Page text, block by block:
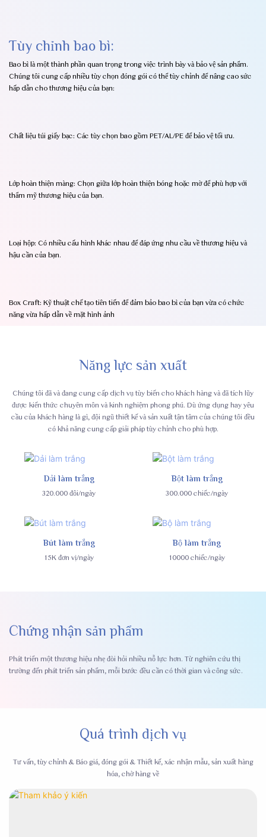
Tùy chỉnh bao bì:
Bao bì là một thành phần quan trọng trong việc trình bày và bảo vệ sản phẩm.
Chúng tôi cung cấp nhiều tùy chọn đóng gói có thể tùy chỉnh để nâng cao sức
hấp dẫn cho thương hiệu của bạn:
Chất liệu túi giấy bạc: Các tùy chọn bao gồm PET/AL/PE để bảo vệ tối ưu.
Lớp hoàn thiện màng: Chọn giữa lớp hoàn thiện bóng hoặc mờ để phù hợp với
thẩm mỹ thương hiệu của bạn.
Loại hộp: Có nhiều cấu hình khác nhau để đáp ứng nhu cầu về thương hiệu và
hậu cần của bạn.
Box Craft: Kỹ thuật chế tạo tiên tiến để đảm bảo bao bì của bạn vừa có chức
năng vừa hấp dẫn về mặt hình ảnh
Năng lực sản xuất
Chúng tôi đã và đang cung cấp dịch vụ tùy biến cho khách hàng và đã tích lũy
được kiến ​​thức chuyên môn và kinh nghiệm phong phú. Dù ứng dụng hay yêu
cầu của khách hàng là gì, đội ngũ thiết kế và sản xuất tận tâm của chúng tôi đều
có khả năng cung cấp giải pháp tùy chỉnh cho phù hợp.
Dải làm trắng
320.000 đôi/ngày
Bột làm trắng
300.000 chiếc/ngày
Bút làm trắng
15K đơn vị/ngày
Bộ làm trắng
10000 chiếc/ngày
Chứng nhận sản phẩm
Phát triển một thương hiệu nhẹ đòi hỏi nhiều nỗ lực hơn. Từ nghiên cứu thị
trường đến phát triển sản phẩm, mỗi bước đều cần có thời gian và công sức.
Quá trình dịch vụ
Tư vấn, tùy chỉnh & Báo giá, đóng gói & Thiết kế, xác nhận mẫu, sản xuất hàng
hóa, chờ hàng về